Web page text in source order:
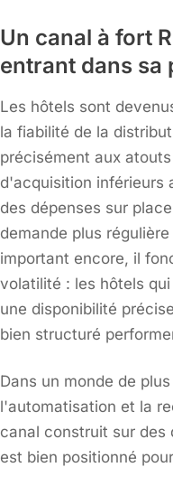
Un canal à fort
entrant dans sa
Les hôtels sont
la fiabilité de la
précisément aux
d'acquisition inférieurs
des dépenses sur
demande plus
important encore, il
volatilité : les hôtels
une disponibilité
bien structuré
Dans un monde de
l'automatisation et la
canal construit sur des
est bien positionné